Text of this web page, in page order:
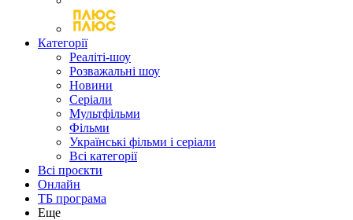
Категорії
Реаліті-шоу
Розважальні шоу
Новини
Серіали
Мультфільми
Фільми
Українські фільми і серіали
Всі категорії
Всі проєкти
Онлайн
ТБ програма
Еще